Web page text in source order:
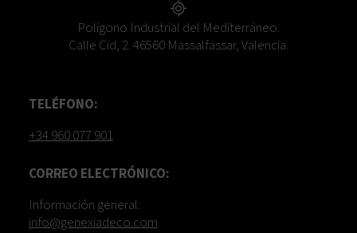
Polígono Industrial del Mediterráneo.
Calle Cid, 2. 46560 Massalfassar, Valencia.
TELÉFONO:
+34 960 077 901
CORREO ELECTRÓNICO:
Información general:
info@genexiadeco.com